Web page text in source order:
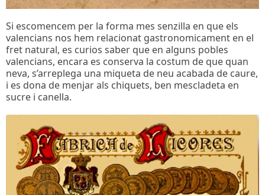
Si escomencem per la forma mes senzilla en que els
valencians nos hem relacionat gastronomicament en el
fret natural, es curios saber que en alguns pobles
valencians, encara es conserva la costum de que quan
neva, s’arreplega una miqueta de neu acabada de caure,
i es dona de menjar als chiquets, ben mescladeta en
sucre i canella.